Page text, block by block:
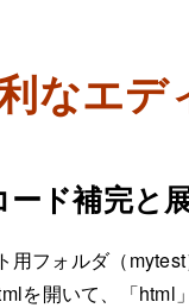
なエデ
ード補完と
用フォルダ（
を開いて、「html